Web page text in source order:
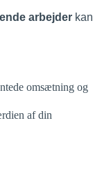
arbejder kan
omsætning og
af din